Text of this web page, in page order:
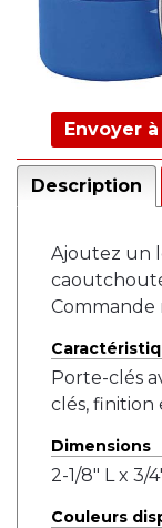
Envoyer
Description
Ajoutez un
Commande
Porte-clés
clés,
Dimensions
2-1/8" L x 3/
Couleurs